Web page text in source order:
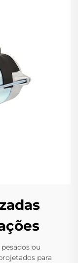
ou
para